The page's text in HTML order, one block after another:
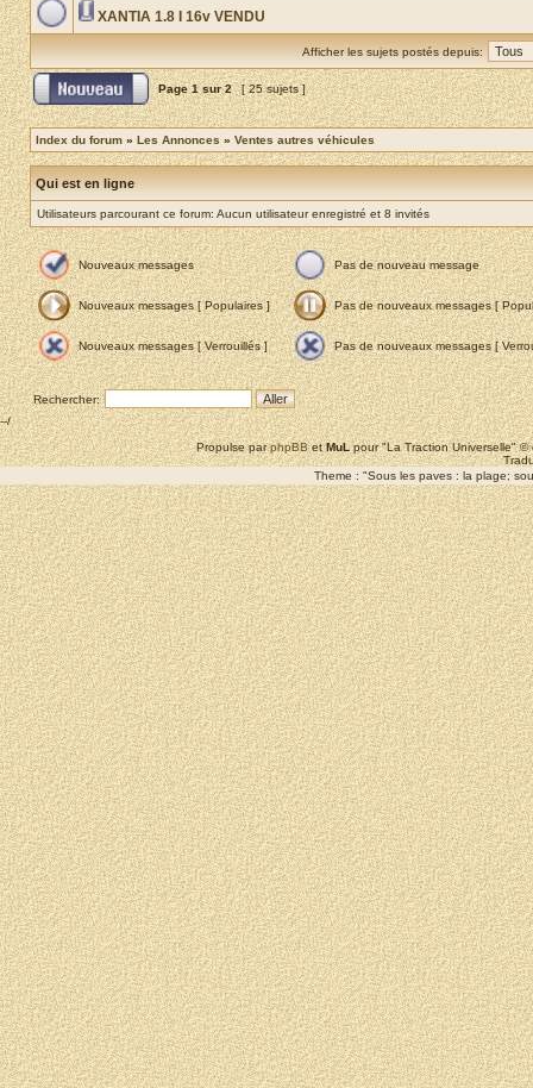
XANTIA 1.8 I 16v VENDU
Afficher les sujets postés depuis:
Page1sur2 [ 25 sujets ]
Index du forum » Les Annonces » Ventes autres véhicules
Qui est en ligne
Utilisateurs parcourant ce forum: Aucun utilisateur enregistré et 8 invités
Nouveaux messages Pas de nouveau message
Nouveaux messages [ Populaires ] Pas de nouveaux messages [
Nouveaux messages [ Verrouillés ] Pas de nouveaux messages [
Rechercher:
--/
Propulse parphpBBetMuLpour "La Traction Universelle"
Theme : "Sous les paves : la plage;